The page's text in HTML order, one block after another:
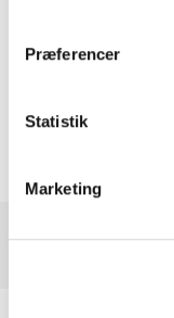
Præferencer
Statistik
Marketing
Krigen i